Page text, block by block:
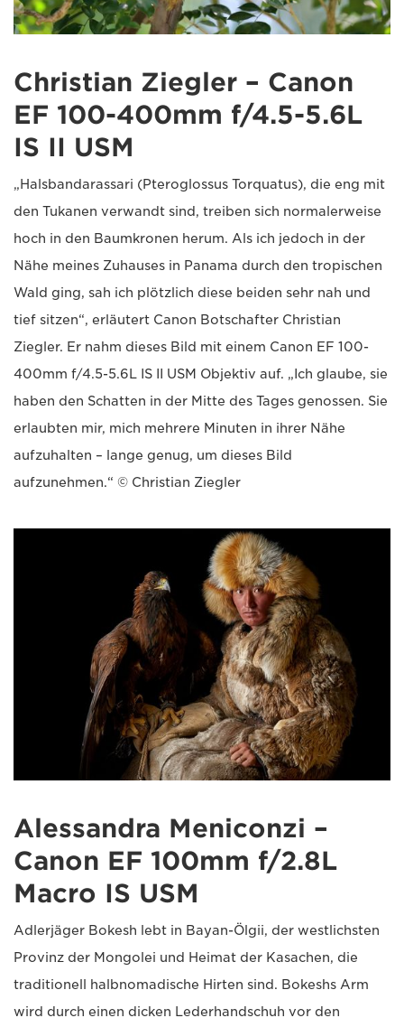
Christian Ziegler – Canon
EF 100-400mm f/4.5-5.6L
IS II USM
„Halsbandarassari (Pteroglossus Torquatus), die eng mit
den Tukanen verwandt sind, treiben sich normalerweise
hoch in den Baumkronen herum. Als ich jedoch in der
Nähe meines Zuhauses in Panama durch den tropischen
Wald ging, sah ich plötzlich diese beiden sehr nah und
tief sitzen“, erläutert Canon Botschafter Christian
Ziegler. Er nahm dieses Bild mit einem Canon EF 100-
400mm f/4.5-5.6L IS II USM Objektiv auf. „Ich glaube, sie
haben den Schatten in der Mitte des Tages genossen. Sie
erlaubten mir, mich mehrere Minuten in ihrer Nähe
aufzuhalten – lange genug, um dieses Bild
aufzunehmen.“ © Christian Ziegler
Alessandra Meniconzi –
Canon EF 100mm f/2.8L
Macro IS USM
Adlerjäger Bokesh lebt in Bayan-Ölgii, der westlichsten
Provinz der Mongolei und Heimat der Kasachen, die
traditionell halbnomadische Hirten sind. Bokeshs Arm
wird durch einen dicken Lederhandschuh vor den